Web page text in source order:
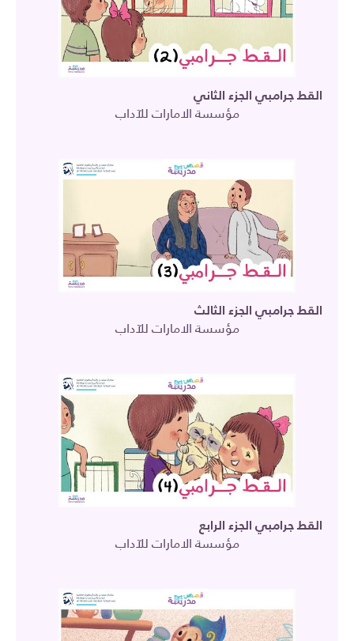
القط جرامبي الجزء الثاني
مؤسسة الامارات للآداب
القط جرامبي الجزء الثالث
مؤسسة الامارات للآداب
القط جرامبي الجزء الرابع
مؤسسة الامارات للآداب